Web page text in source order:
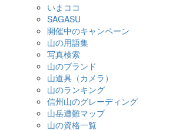
いまココ
SAGASU
開催中のキャンペーン
山の用語集
写真検索
山のブランド
山道具（カメラ）
山のランキング
信州山のグレーディング
山岳遭難マップ
山の資格一覧